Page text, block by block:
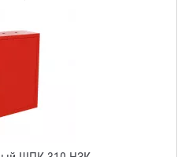
ШПК-310 НЗК